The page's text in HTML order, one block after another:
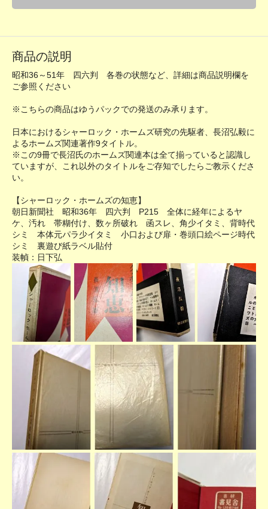
商品の説明
昭和36～51年 四六判 各巻の状態など、詳細は商品説明欄を
ご参照ください
※こちらの商品はゆうパックでの発送のみ承ります。
日本におけるシャーロック・ホームズ研究の先駆者、長沼弘毅に
よるホームズ関連著作9タイトル。
※この9冊で長沼氏のホームズ関連本は全て揃っていると認識し
ていますが、これ以外のタイトルをご存知でしたらご教示くださ
い。
【シャーロック・ホームズの知恵】
朝日新聞社 昭和36年 四六判 P215 全体に経年によるヤ
ケ、汚れ 帯糊付け、数ヶ所破れ 函スレ、角少イタミ、背時代
シミ 本体元パラ少イタミ 小口および扉・巻頭口絵ページ時代
シミ 裏遊び紙ラベル貼付
装幀：日下弘